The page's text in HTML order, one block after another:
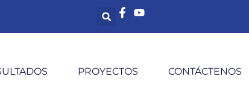
PROYECTOS CONTÁCTENOS